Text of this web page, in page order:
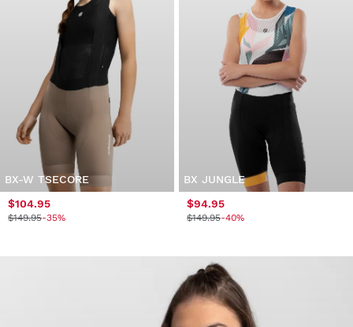
BX-W TSECORE
$104.95
$149.95-35%
BX JUNGLE
$94.95
$149.95-40%